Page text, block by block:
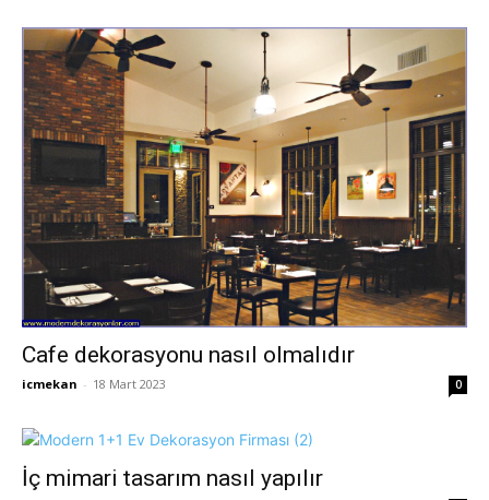
Cafe dekorasyonu nasıl olmalıdır
icmekan - 18 Mart 2023 0
İç mimari tasarım nasıl yapılır